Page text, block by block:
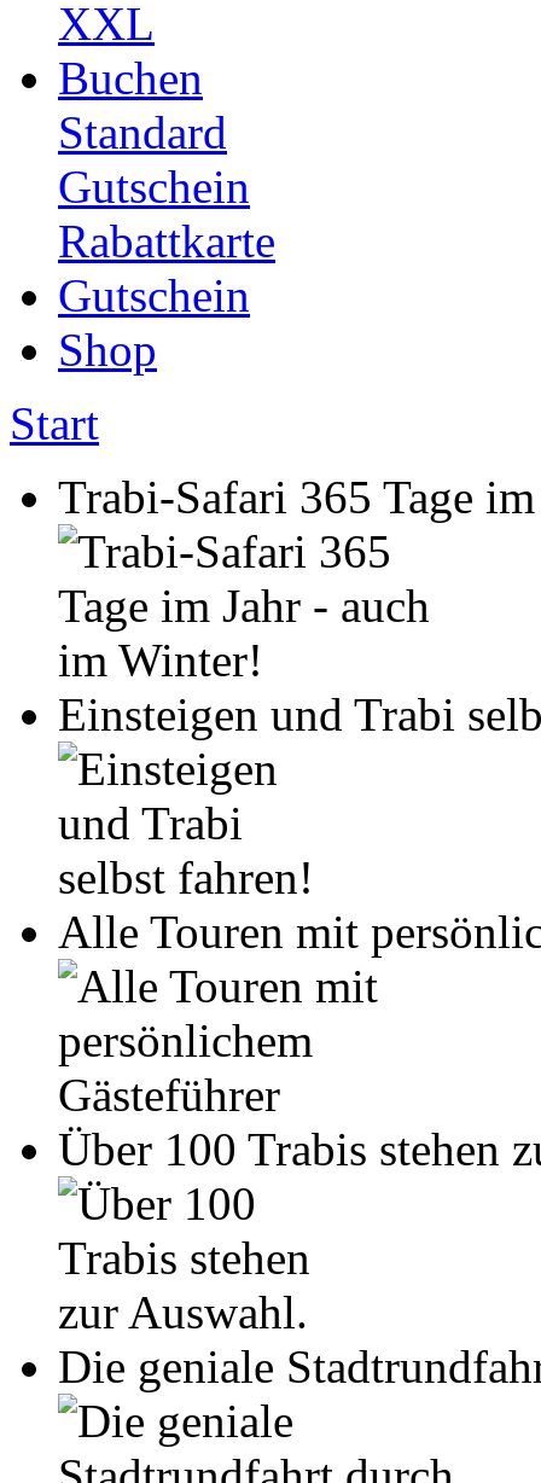
XXL
Buchen
Standard
Gutschein
Rabattkarte
Gutschein
Shop
Start
Trabi-Safari 365 Tage
Einsteigen und Trabi
Alle Touren mit
Über 100 Trabis stehen
Die geniale